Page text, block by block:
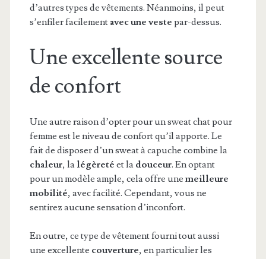
d’autres types de vêtements. Néanmoins, il peut
s’enfiler facilement avec une veste par-dessus.
Une excellente source
de confort
Une autre raison d’opter pour un sweat chat pour
femme est le niveau de confort qu’il apporte. Le
fait de disposer d’un sweat à capuche combine la
chaleur, la légèreté et la douceur. En optant
pour un modèle ample, cela offre une meilleure
mobilité, avec facilité. Cependant, vous ne
sentirez aucune sensation d’inconfort.
En outre, ce type de vêtement fourni tout aussi
une excellente couverture, en particulier les